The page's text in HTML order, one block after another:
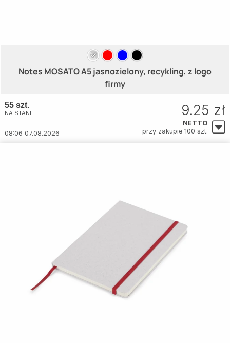
Notes MOSATO A5 jasnozielony, recykling, z logo
firmy
55 szt.
NA STANIE
08:06 07.08.2026
9.25 zł
NETTO
przy zakupie 100 szt.